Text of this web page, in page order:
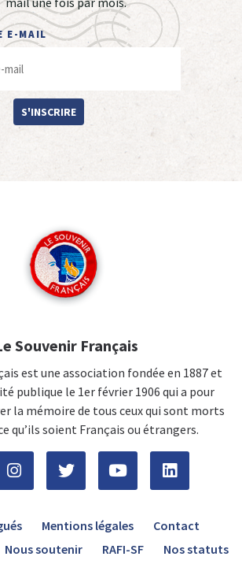
E-MAIL
S'INSCRIRE
Souvenir Français
est une association fondée en 1887 et
publique le 1er février 1906 qui a pour
la mémoire de tous ceux qui sont morts
qu’ils soient Français ou étrangers.
Mentions légales
Contact
Nous soutenir RAFI-SF Nos statuts